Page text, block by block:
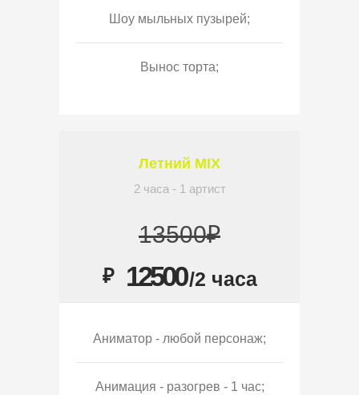
Шоу мыльных пузырей;
Вынос торта;
Летний MIX
2 часа - 1 артист
13500₽
₽ 12500/2 часа
Аниматор - любой персонаж;
Анимация - разогрев - 1 час;